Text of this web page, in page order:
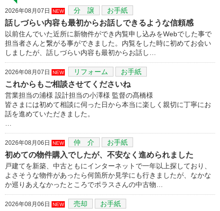
2026年08月07日 NEW 分 譲 お手紙
話しづらい内容も最初からお話しできるような信頼感
以前住んでいた近所に新物件ができ内覧申し込みをWebでした事で
担当者さんと繋がる事ができました。内覧をした時に初めてお会い
しましたが、話しづらい内容も最初からお話し…
2026年08月07日 NEW リフォーム お手紙
これからもご相談させてくださいね
営業担当の浦様 設計担当の小澤様 監督の髙橋様
皆さまには初めて相談に伺った日から本当に楽しく親切に丁寧にお
話を進めていただきました。
2026年08月06日 NEW 仲 介 お手紙
初めての物件購入でしたが、不安なく進められました
戸建てを新築、中古ともにインターネットで一年以上探しており、
よさそうな物件があったら何箇所か見学にも行きましたが、なかな
か巡りあえなかったところでポラスさんの中古物…
2026年08月06日 NEW 売却 お手紙